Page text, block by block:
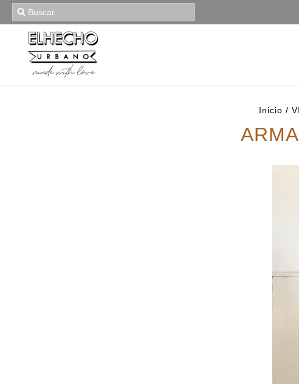
Inicio /